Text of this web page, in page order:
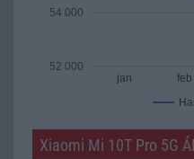
jan feb
52 000
54 000
Xiaomi Mi 10T Pro 5G